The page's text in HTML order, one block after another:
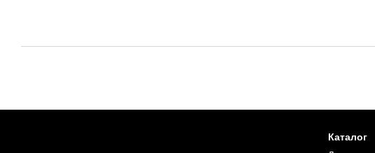
Каталог